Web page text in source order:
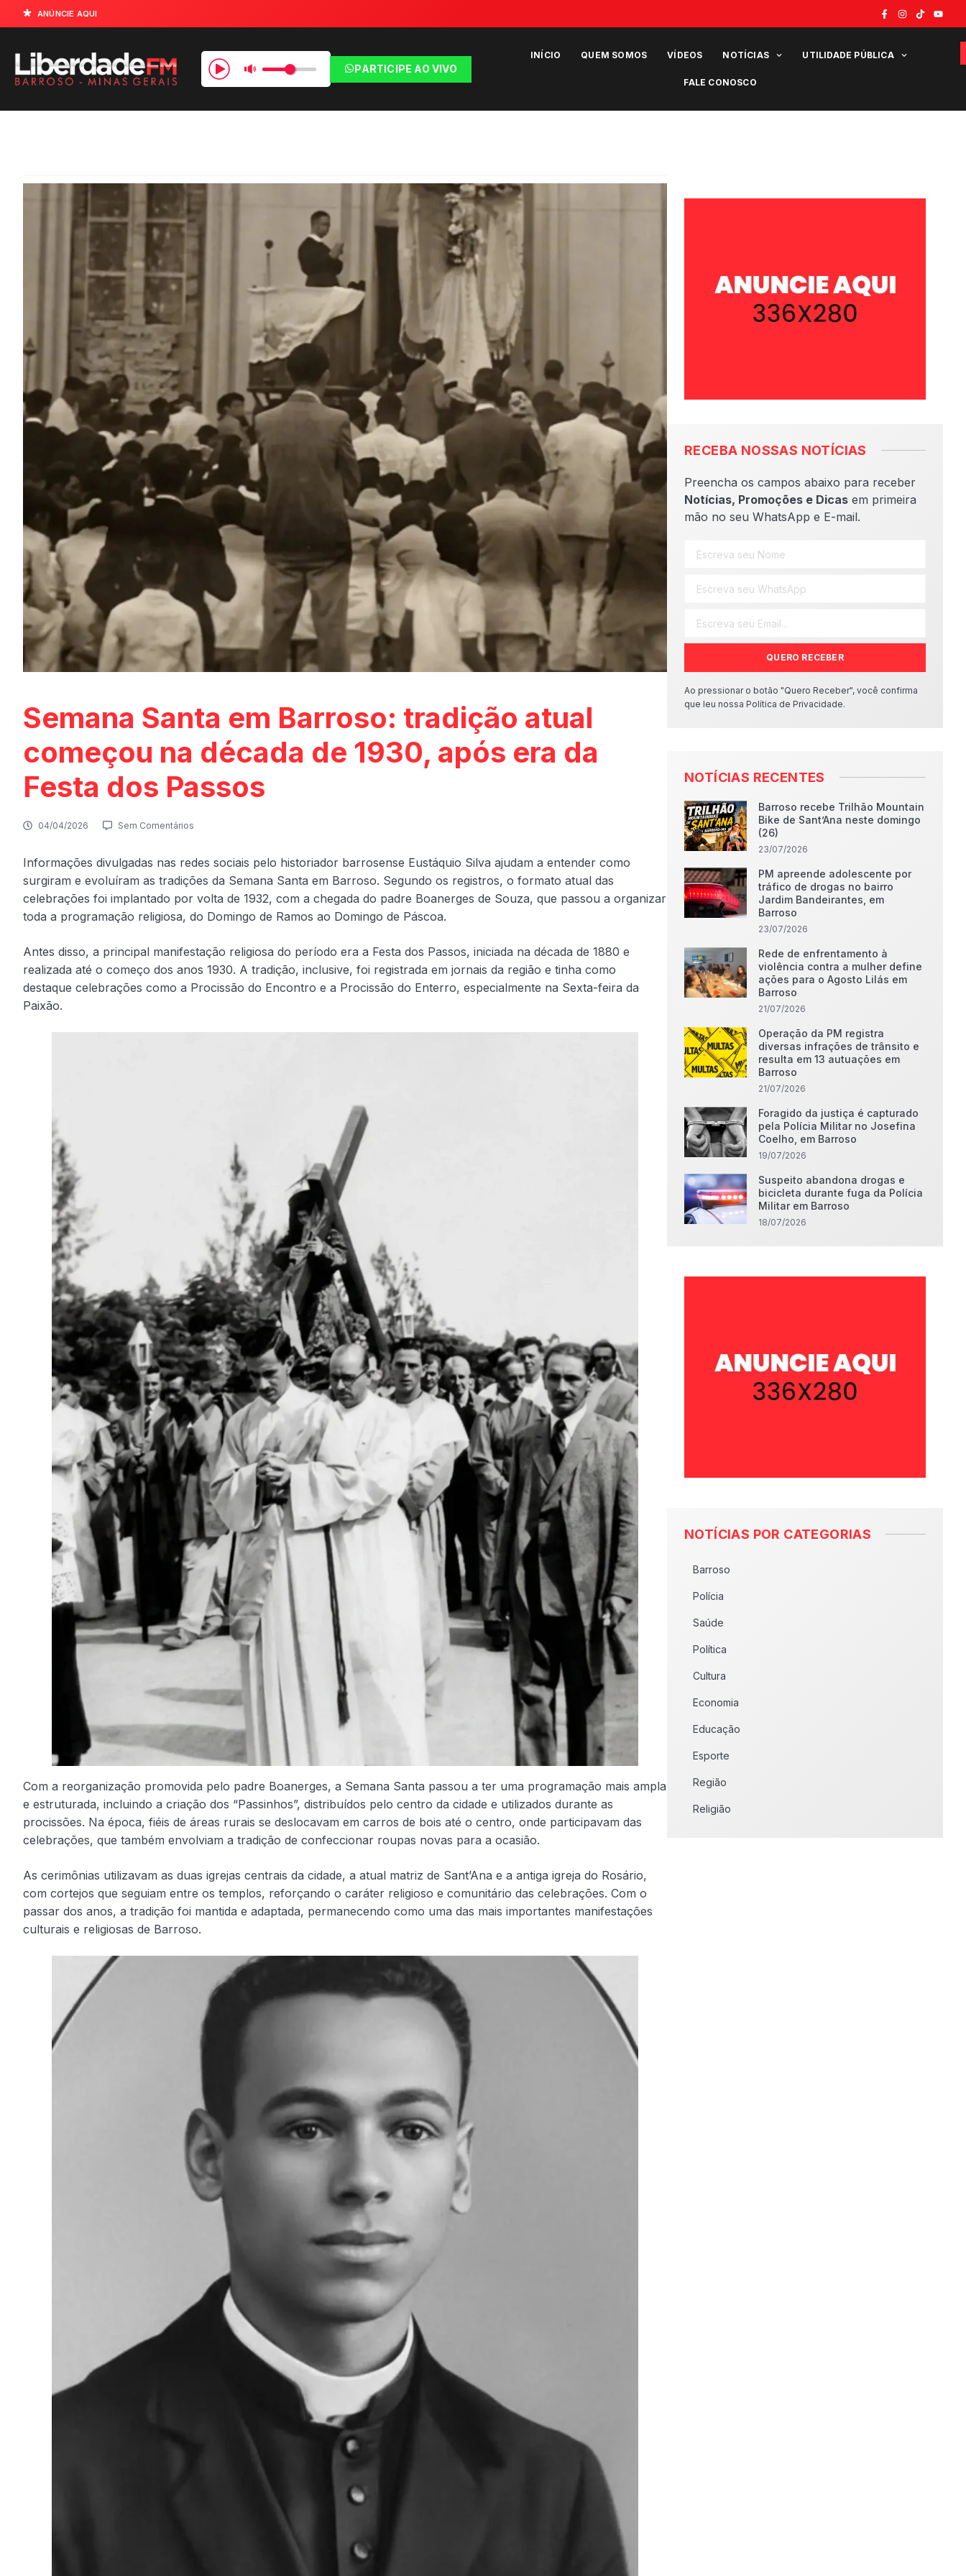
ANÚNCIE AQUI
PARTICIPE AO VIVO
INÍCIO QUEM SOMOS VÍDEOS NOTÍCIAS UTILIDADE PÚBLICA
FALE CONOSCO
Semana Santa em Barroso: tradição atual
começou na década de 1930, após era da
Festa dos Passos
04/04/2026 Sem Comentários
Informações divulgadas nas redes sociais pelo historiador barrosense Eustáquio Silva ajudam a entender como
surgiram e evoluíram as tradições da Semana Santa em Barroso. Segundo os registros, o formato atual das
celebrações foi implantado por volta de 1932, com a chegada do padre Boanerges de Souza, que passou a organizar
toda a programação religiosa, do Domingo de Ramos ao Domingo de Páscoa.
Antes disso, a principal manifestação religiosa do período era a Festa dos Passos, iniciada na década de 1880 e
realizada até o começo dos anos 1930. A tradição, inclusive, foi registrada em jornais da região e tinha como
destaque celebrações como a Procissão do Encontro e a Procissão do Enterro, especialmente na Sexta-feira da
Paixão.
Com a reorganização promovida pelo padre Boanerges, a Semana Santa passou a ter uma programação mais ampla
e estruturada, incluindo a criação dos “Passinhos”, distribuídos pelo centro da cidade e utilizados durante as
procissões. Na época, fiéis de áreas rurais se deslocavam em carros de bois até o centro, onde participavam das
celebrações, que também envolviam a tradição de confeccionar roupas novas para a ocasião.
As cerimônias utilizavam as duas igrejas centrais da cidade, a atual matriz de Sant’Ana e a antiga igreja do Rosário,
com cortejos que seguiam entre os templos, reforçando o caráter religioso e comunitário das celebrações. Com o
passar dos anos, a tradição foi mantida e adaptada, permanecendo como uma das mais importantes manifestações
culturais e religiosas de Barroso.
RECEBA NOSSAS NOTÍCIAS
Preencha os campos abaixo para receber
Notícias, Promoções e Dicas em primeira
mão no seu WhatsApp e E-mail.
QUERO RECEBER
Ao pressionar o botão "Quero Receber", você confirma
que leu nossa Política de Privacidade.
NOTÍCIAS RECENTES
Barroso recebe Trilhão Mountain
Bike de Sant’Ana neste domingo
(26)
23/07/2026
PM apreende adolescente por
tráfico de drogas no bairro
Jardim Bandeirantes, em
Barroso
23/07/2026
Rede de enfrentamento à
violência contra a mulher define
ações para o Agosto Lilás em
Barroso
21/07/2026
Operação da PM registra
diversas infrações de trânsito e
resulta em 13 autuações em
Barroso
21/07/2026
Foragido da justiça é capturado
pela Polícia Militar no Josefina
Coelho, em Barroso
19/07/2026
Suspeito abandona drogas e
bicicleta durante fuga da Polícia
Militar em Barroso
18/07/2026
NOTÍCIAS POR CATEGORIAS
Barroso
Polícia
Saúde
Política
Cultura
Economia
Educação
Esporte
Região
Religião